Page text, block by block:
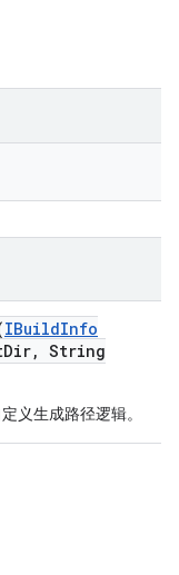
IBuildInfo
Dir, String
义生成路径逻辑。